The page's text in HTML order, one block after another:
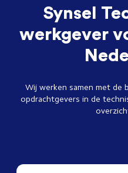
Synsel
werkgever
Wij werken samen met de
opdrachtgevers in de